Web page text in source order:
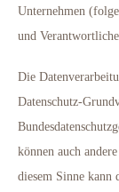
Unternehmen
und
Die
Datenschutz-
können auch
diesem Sinne kann